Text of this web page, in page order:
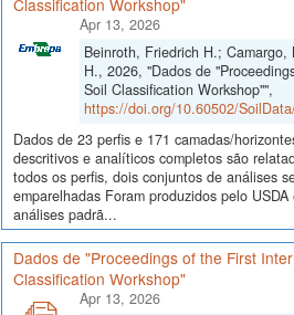
Classification Workshop"
Apr 13, 2026
Beinroth, Friedrich H.; Camargo,
H., 2026, "Dados de
Soil Classification Workshop"",
https://doi.org/10.60502/
Dados de 23 perfis e 171 camadas/
descritivos e analíticos completos são
todos os perfis, dois conjuntos de análises
emparelhadas Foram produzidos pelo
análises padrã...
Dados de "Proceedings of the First
Classification Workshop"
Apr 13, 2026